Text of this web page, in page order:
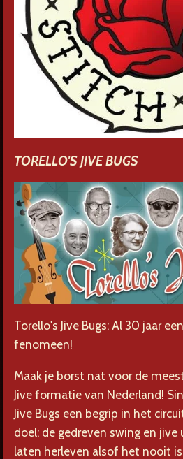
TORELLO'S JIVE BUGS
Torello's Jive Bugs: Al 30 jaar
fenomeen!
Maak je borst nat voor de
Jive formatie van Nederland!
Jive Bugs een begrip in het
doel: de gedreven swing en
laten herleven alsof het nooit